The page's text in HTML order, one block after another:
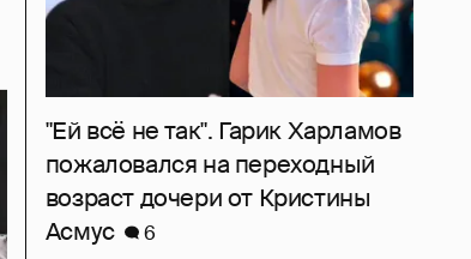
"Ей всё не так". Гарик Харламов
пожаловался на переходный
возраст дочери от Кристины
Асмус
6